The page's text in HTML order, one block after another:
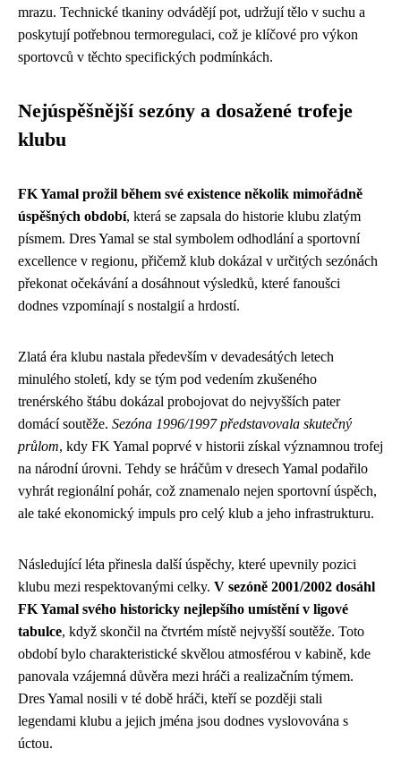
mrazu. Technické tkaniny odvádějí pot, udržují tělo v suchu a
poskytují potřebnou termoregulaci, což je klíčové pro výkon
sportovců v těchto specifických podmínkách.
Nejúspěšnější sezóny a dosažené trofeje
klubu
FK Yamal prožil během své existence několik mimořádně
úspěšných období, která se zapsala do historie klubu zlatým
písmem. Dres Yamal se stal symbolem odhodlání a sportovní
excellence v regionu, přičemž klub dokázal v určitých sezónách
překonat očekávání a dosáhnout výsledků, které fanoušci
dodnes vzpomínají s nostalgií a hrdostí.
Zlatá éra klubu nastala především v devadesátých letech
minulého století, kdy se tým pod vedením zkušeného
trenérského štábu dokázal probojovat do nejvyšších pater
domácí soutěže. Sezóna 1996/1997 představovala skutečný
průlom, kdy FK Yamal poprvé v historii získal významnou trofej
na národní úrovni. Tehdy se hráčům v dresech Yamal podařilo
vyhrát regionální pohár, což znamenalo nejen sportovní úspěch,
ale také ekonomický impuls pro celý klub a jeho infrastrukturu.
Následující léta přinesla další úspěchy, které upevnily pozici
klubu mezi respektovanými celky. V sezóně 2001/2002 dosáhl
FK Yamal svého historicky nejlepšího umístění v ligové
tabulce, když skončil na čtvrtém místě nejvyšší soutěže. Toto
období bylo charakteristické skvělou atmosférou v kabině, kde
panovala vzájemná důvěra mezi hráči a realizačním týmem.
Dres Yamal nosili v té době hráči, kteří se později stali
legendami klubu a jejich jména jsou dodnes vyslovována s
úctou.